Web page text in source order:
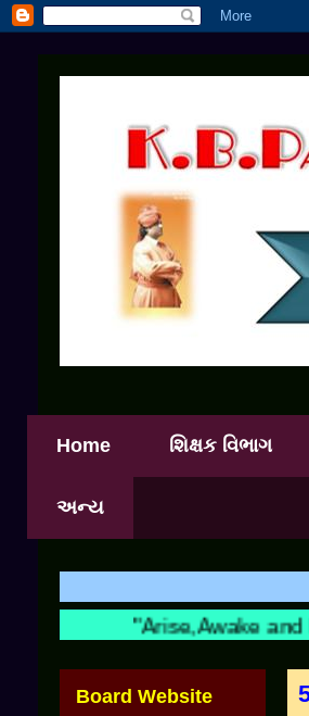
Home શિક્ષક વિભાગ
અન્ય
"Arise,Awake and
Board Website